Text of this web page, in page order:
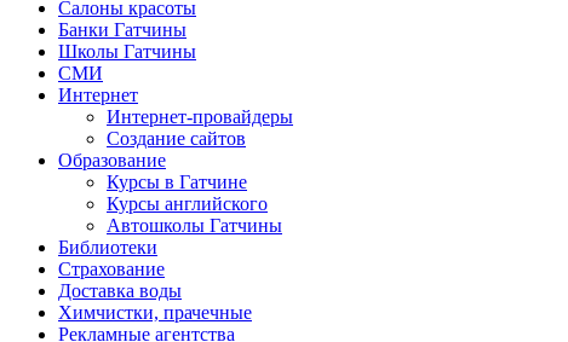
Салоны красоты
Банки Гатчины
Школы Гатчины
СМИ
Интернет
Интернет-провайдеры
Создание сайтов
Образование
Курсы в Гатчине
Курсы английского
Автошколы Гатчины
Библиотеки
Страхование
Доставка воды
Химчистки, прачечные
Рекламные агентства